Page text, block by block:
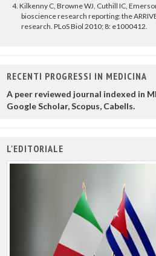
4. Kilkenny C, Browne WJ, Cuthill IC,
bioscience research reporting: the
research. PLoS Biol 2010; 8: e1000412.
RECENTI PROGRESSI IN MEDICINA
A peer reviewed journal indexed in
Google Scholar, Scopus, Cabells.
L'EDITORIALE